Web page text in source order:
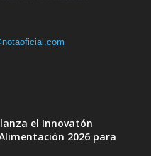
el Innovatón
2026 para